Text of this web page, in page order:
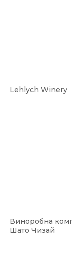
Lehlych Winery
Виноробна
Шато Чизай